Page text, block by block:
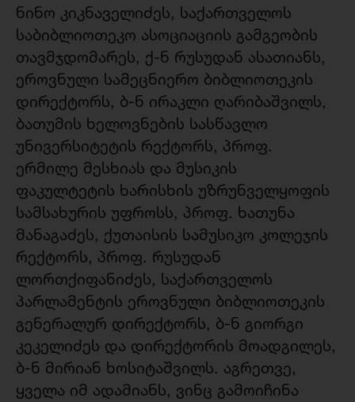
ნინო კიკნაველიძეს, საქართველოს
საბიბლიოთეკო ასოციაციის გამგეობის
თავმჯდომარეს, ქ-ნ რუსუდან ასათიანს,
ეროვნული სამეცნიერო ბიბლიოთეკის
დირექტორს, ბ-ნ ირაკლი ღარიბაშვილს,
ბათუმის ხელოვნების სასწავლო
უნივერსიტეტის რექტორს, პროფ.
ერმილე მესხიას და მუსიკის
ფაკულტეტის ხარისხის უზრუნველყოფის
სამსახურის უფროსს, პროფ. ხათუნა
მანაგაძეს, ქუთაისის სამუსიკო კოლეჯის
რექტორს, პროფ. რუსუდან
ლორთქიფანიძეს, საქართველოს
პარლამენტის ეროვნული ბიბლიოთეკის
გენერალურ დირექტორს, ბ-ნ გიორგი
კეკელიძეს და დირექტორის მოადგილეს,
ბ-ნ მირიან ხოსიტაშვილს. აგრეთვე,
ყველა იმ ადამიანს, ვინც გამოიჩინა